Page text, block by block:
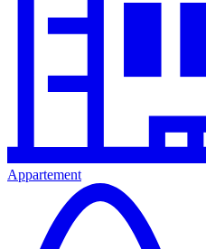
Appartement